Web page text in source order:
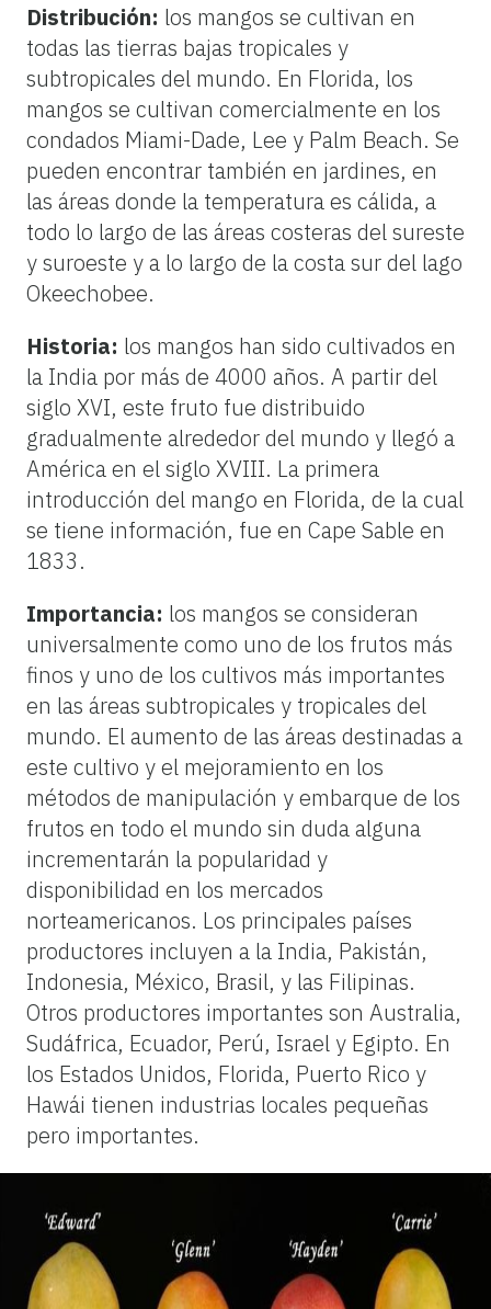
Distribución: los mangos se cultivan en
todas las tierras bajas tropicales y
subtropicales del mundo. En Florida, los
mangos se cultivan comercialmente en los
condados Miami-Dade, Lee y Palm Beach. Se
pueden encontrar también en jardines, en
las áreas donde la temperatura es cálida, a
todo lo largo de las áreas costeras del sureste
y suroeste y a lo largo de la costa sur del lago
Okeechobee.
Historia: los mangos han sido cultivados en
la India por más de 4000 años. A partir del
siglo XVI, este fruto fue distribuido
gradualmente alrededor del mundo y llegó a
América en el siglo XVIII. La primera
introducción del mango en Florida, de la cual
se tiene información, fue en Cape Sable en
1833.
Importancia: los mangos se consideran
universalmente como uno de los frutos más
finos y uno de los cultivos más importantes
en las áreas subtropicales y tropicales del
mundo. El aumento de las áreas destinadas a
este cultivo y el mejoramiento en los
métodos de manipulación y embarque de los
frutos en todo el mundo sin duda alguna
incrementarán la popularidad y
disponibilidad en los mercados
norteamericanos. Los principales países
productores incluyen a la India, Pakistán,
Indonesia, México, Brasil, y las Filipinas.
Otros productores importantes son Australia,
Sudáfrica, Ecuador, Perú, Israel y Egipto. En
los Estados Unidos, Florida, Puerto Rico y
Hawái tienen industrias locales pequeñas
pero importantes.